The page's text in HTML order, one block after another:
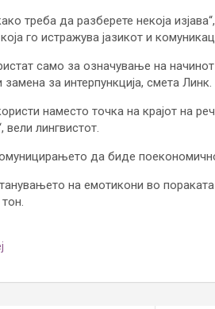
треба да разберете некоја
го истражува јазикот и
само за означување на начинот
замена за интерпункција, смета Линк.
наместо точка на крајот на
вели лингвистот.
да биде
на емотикони во